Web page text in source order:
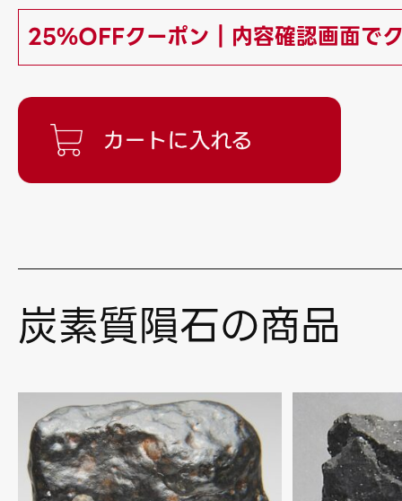
25%OFFクーポン｜内容確認画面で
炭素質隕石の商品